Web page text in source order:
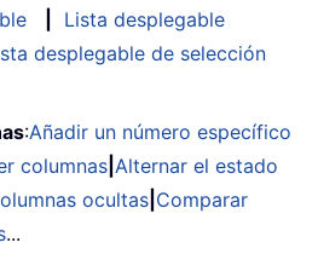
Lista desplegable
desplegable de selección
:Añadir un número específico
columnas Alternar el estado
ocultas Comparar
...